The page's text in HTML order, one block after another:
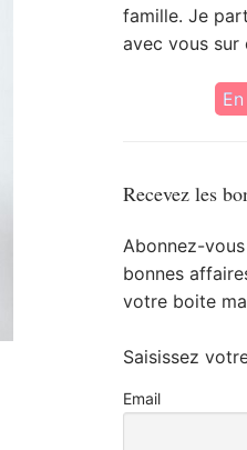
famille. Je
avec vous sur
Recevez les
Abonnez-
bonnes
votre boite
Saisissez
Email